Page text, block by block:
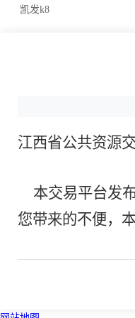
凯发k8
江西省公共资源
本交易平台发
您带来的不便，